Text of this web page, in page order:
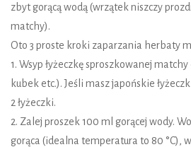
zbyt gorącą wodą (wrzątek niszczy
matchy).
Oto 3 proste kroki zaparzania herbaty
1. Wsyp łyżeczkę sproszkowanej
kubek etc.). Jeśli masz japońskie
2 łyżeczki.
2. Zalej proszek 100 ml gorącej wody.
gorąca (idealna temperatura to 80 °C),